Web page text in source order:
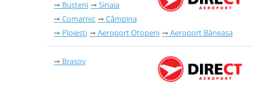
Bușteni
Sinaia
Comarnic
Câmpina
Ploiești
Aeroport Otopeni Aeroport Băneasa
Brașov